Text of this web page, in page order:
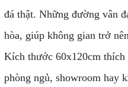
đá thật. Những đường vân
hòa, giúp không gian trở
Kích thước 60x120cm thích
phòng ngủ, showroom hay